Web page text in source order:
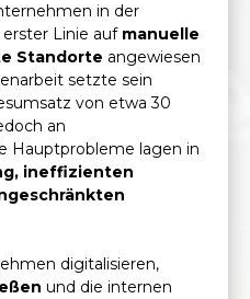
in der
erster Linie auf manuelle
Standorte angewiesen
setzte sein
von etwa 30
an
Hauptprobleme lagen in
ineffizienten
digitalisieren,
und die internen